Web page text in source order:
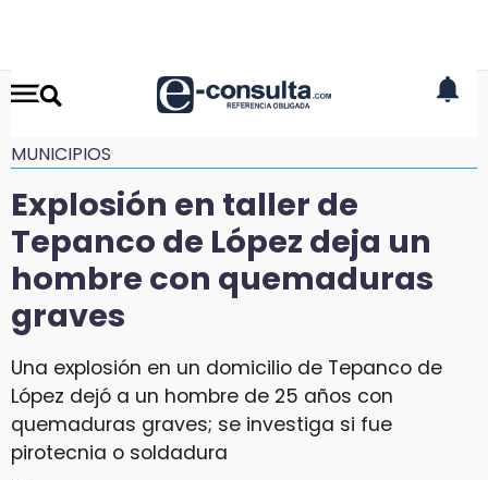
MUNICIPIOS
Explosión en taller de
Tepanco de López deja un
hombre con quemaduras
graves
Una explosión en un domicilio de Tepanco de
López dejó a un hombre de 25 años con
quemaduras graves; se investiga si fue
pirotecnia o soldadura